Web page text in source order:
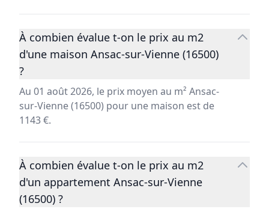
À combien évalue t-on le prix au m2
d'une maison Ansac-sur-Vienne (16500)
?
Au 01 août 2026, le prix moyen au m² Ansac-
sur-Vienne (16500) pour une maison est de
1143 €.
À combien évalue t-on le prix au m2
d'un appartement Ansac-sur-Vienne
(16500) ?